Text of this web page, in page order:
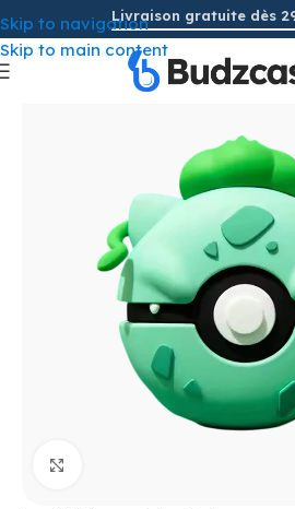
Skip to navigation
Skip to main content
Livraison gratuite dès